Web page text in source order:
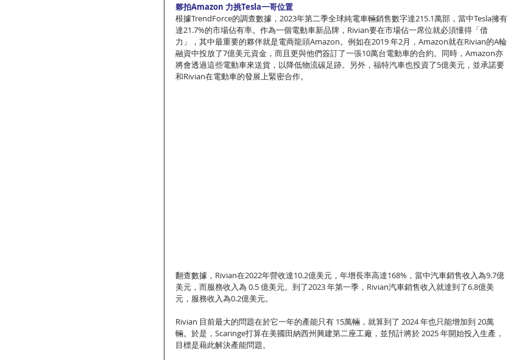
夥拍Amazon 力挑Tesla一哥位置
根據TrendForce的調查數據，2023年第二季全球純電車輛銷售數字達215.1萬部，當中Tesla擁有
達21.7%的市場佔有率。作為一個電動車新品牌，Rivian要在市場佔一席位就必須懂得「借
力」，其中最重要的夥伴就是電商龍頭Amazon。例如在2019 年2月，Amazon就在Rivian的A輪
融資中投放了7億美元資金，而且更與他們簽訂了一張10萬台電動車的合約。同時，Amazon亦
將會透過這些電動車來送貨，以降低物流碳足跡。另外，福特汽車也投資了5億美元，並承諾要
和Rivian在電動車的發展上緊密合作。
翻查數據，Rivian在2022年營收達10.2億美元，年增長率高達168%，當中汽車銷售收入為9.7億
美元，而服務收入為 0.5 億美元。到了2023 年第一季，Rivian汽車銷售收入就達到了6.8億美
元，服務收入為0.2億美元。
Rivian 目前最大的問題在於它一年的產能只有 15萬輛，就算到了 2024 年也只能增加到 20萬
輛。於是，Scaringe打算在美國田納西州興建第二座工廠，並預計將於 2025 年開始投入生產，
目標是藉此解決產能問題。